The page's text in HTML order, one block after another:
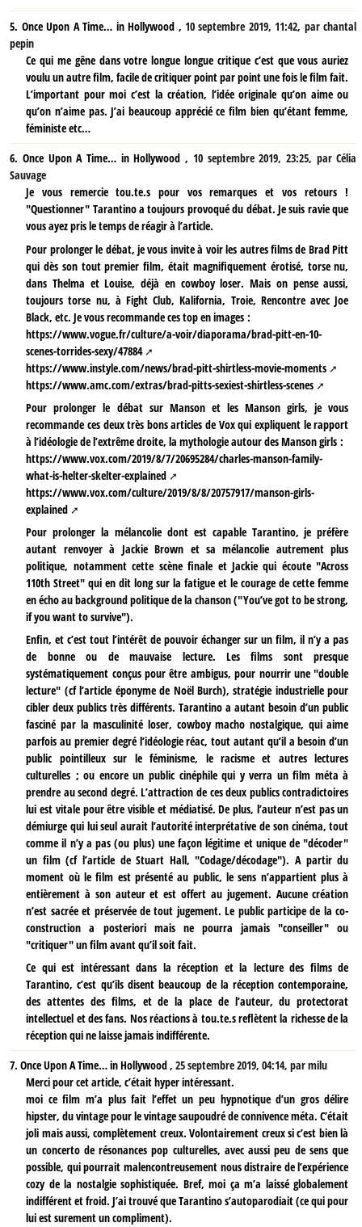
5. Once Upon A Time… in Hollywood , 10 septembre 2019, 11:42, parchantal
pepin
Ce qui me gêne dans votre longue longue critique c’est que vous auriez
voulu un autre film, facile de critiquer point par point une fois le film fait.
L’important pour moi c’est la création, l’idée originale qu’on aime ou
qu’on n’aime pas. J’ai beaucoup apprécié ce film bien qu’étant femme,
féministe etc…
6. Once Upon A Time… in Hollywood , 10 septembre 2019, 23:25, parCélia
Sauvage
Je vous remercie tou.te.s pour vos remarques et vos retours !
"Questionner" Tarantino a toujours provoqué du débat. Je suis ravie que
vous ayez pris le temps de réagir à l’article.
Pour prolonger le débat, je vous invite à voir les autres films de Brad Pitt
qui dès son tout premier film, était magnifiquement érotisé, torse nu,
dans Thelma et Louise, déjà en cowboy loser. Mais on pense aussi,
toujours torse nu, à Fight Club, Kalifornia, Troie, Rencontre avec Joe
Black, etc. Je vous recommande ces top en images :
https://www.vogue.fr/culture/a-voir/diaporama/brad-pitt-en-10-
scenes-torrides-sexy/47884
https://www.instyle.com/news/brad-pitt-shirtless-movie-moments
https://www.amc.com/extras/brad-pitts-sexiest-shirtless-scenes
Pour prolonger le débat sur Manson et les Manson girls, je vous
recommande ces deux très bons articles de Vox qui expliquent le rapport
à l’idéologie de l’extrême droite, la mythologie autour des Manson girls :
https://www.vox.com/2019/8/7/20695284/charles-manson-family-
what-is-helter-skelter-explained
https://www.vox.com/culture/2019/8/8/20757917/manson-girls-
explained
Pour prolonger la mélancolie dont est capable Tarantino, je préfère
autant renvoyer à Jackie Brown et sa mélancolie autrement plus
politique, notamment cette scène finale et Jackie qui écoute "Across
110th Street" qui en dit long sur la fatigue et le courage de cette femme
en écho au background politique de la chanson ("You’ve got to be strong,
if you want to survive").
Enfin, et c’est tout l’intérêt de pouvoir échanger sur un film, il n’y a pas
de bonne ou de mauvaise lecture. Les films sont presque
systématiquement conçus pour être ambigus, pour nourrir une "double
lecture" (cf l’article éponyme de Noël Burch), stratégie industrielle pour
cibler deux publics très différents. Tarantino a autant besoin d’un public
fasciné par la masculinité loser, cowboy macho nostalgique, qui aime
parfois au premier degré l’idéologie réac, tout autant qu’il a besoin d’un
public pointilleux sur le féminisme, le racisme et autres lectures
culturelles ; ou encore un public cinéphile qui y verra un film méta à
prendre au second degré. L’attraction de ces deux publics contradictoires
lui est vitale pour être visible et médiatisé. De plus, l’auteur n’est pas un
démiurge qui lui seul aurait l’autorité interprétative de son cinéma, tout
comme il n’y a pas (ou plus) une façon légitime et unique de "décoder"
un film (cf l’article de Stuart Hall, "Codage/décodage"). A partir du
moment où le film est présenté au public, le sens n’appartient plus à
entièrement à son auteur et est offert au jugement. Aucune création
n’est sacrée et préservée de tout jugement. Le public participe de la co-
construction a posteriori mais ne pourra jamais "conseiller" ou
"critiquer" un film avant qu’il soit fait.
Ce qui est intéressant dans la réception et la lecture des films de
Tarantino, c’est qu’ils disent beaucoup de la réception contemporaine,
des attentes des films, et de la place de l’auteur, du protectorat
intellectuel et des fans. Nos réactions à tou.te.s reflètent la richesse de la
réception qui ne laisse jamais indifférente.
7. Once Upon A Time… in Hollywood ,25 septembre 2019, 04:14,parmilu
Merci pour cet article, c’était hyper intéressant.
moi ce film m’a plus fait l’effet un peu hypnotique d’un gros délire
hipster, du vintage pour le vintage saupoudré de connivence méta. C’était
joli mais aussi, complètement creux. Volontairement creux si c’est bien là
un concerto de résonances pop culturelles, avec aussi peu de sens que
possible, qui pourrait malencontreusement nous distraire de l’expérience
cozy de la nostalgie sophistiquée. Bref, moi ça m’a laissé globalement
indifférent et froid. J’ai trouvé que Tarantino s’autoparodiait (ce qui pour
lui est surement un compliment).